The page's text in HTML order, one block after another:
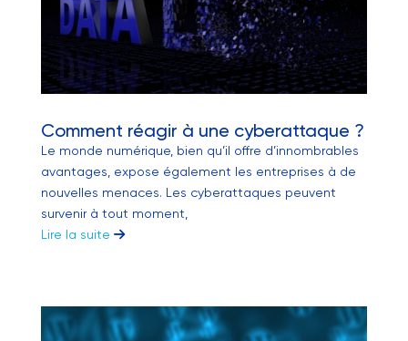
Comment réagir à une cyberattaque ?
Le monde numérique, bien qu’il offre d’innombrables
avantages, expose également les entreprises à de
nouvelles menaces. Les cyberattaques peuvent
survenir à tout moment,
Lire la suite